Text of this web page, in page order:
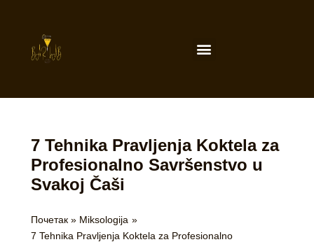
Menu
7 Tehnika Pravljenja Koktela za
Profesionalno Savršenstvo u
Svakoj Čaši
Почетак
Miksologija
7 Tehnika Pravljenja Koktela za Profesionalno